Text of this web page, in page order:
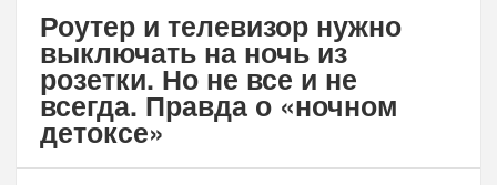
Роутер и телевизор нужно
выключать на ночь из
розетки. Но не все и не
всегда. Правда о «ночном
детоксе»